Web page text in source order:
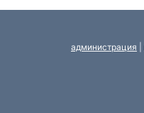
администрация